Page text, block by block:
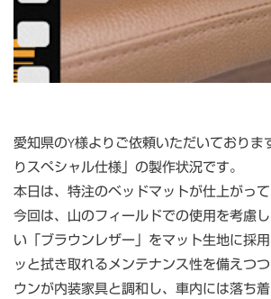
愛知県のY様よりご依頼いただいておりま
りスペシャル仕様」の製作状況です。
本日は、特注のベッドマットが仕上がって
今回は、山のフィールドでの使用を考慮
い「ブラウンレザー」をマット生地に採
ッと拭き取れるメンテナンス性を備えつ
ウンが内装家具と調和し、車内には落ち